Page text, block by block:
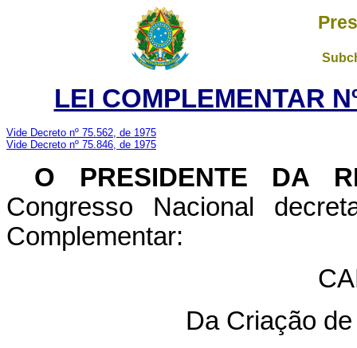
LEI COMPLEMENTAR
Vide Decreto nº 75.562, de 1975
Vide Decreto nº 75.846, de 1975
O PRESIDENTE DA
Congresso Nacional
Complementar:
Da Criação